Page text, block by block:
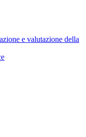
e valutazione della